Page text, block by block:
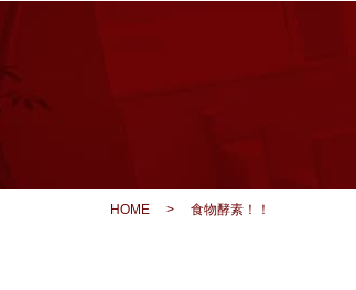
HOME > 食物酵素！！